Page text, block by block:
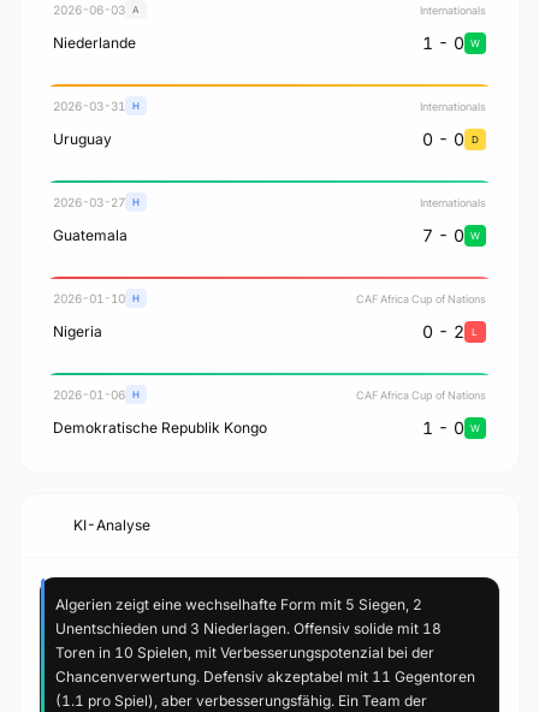
2026-06-03 A Internationals
Niederlande 1 - 0 W
2026-03-31 H Internationals
Uruguay 0 - 0 D
2026-03-27 H Internationals
Guatemala 7 - 0 W
2026-01-10 H CAF Africa Cup of Nations
Nigeria 0 - 2 L
2026-01-06 H CAF Africa Cup of Nations
Demokratische Republik Kongo 1 - 0 W
KI-Analyse
Algerien zeigt eine wechselhafte Form mit 5 Siegen, 2
Unentschieden und 3 Niederlagen. Offensiv solide mit 18
Toren in 10 Spielen, mit Verbesserungspotenzial bei der
Chancenverwertung. Defensiv akzeptabel mit 11 Gegentoren
(1.1 pro Spiel), aber verbesserungsfähig. Ein Team der